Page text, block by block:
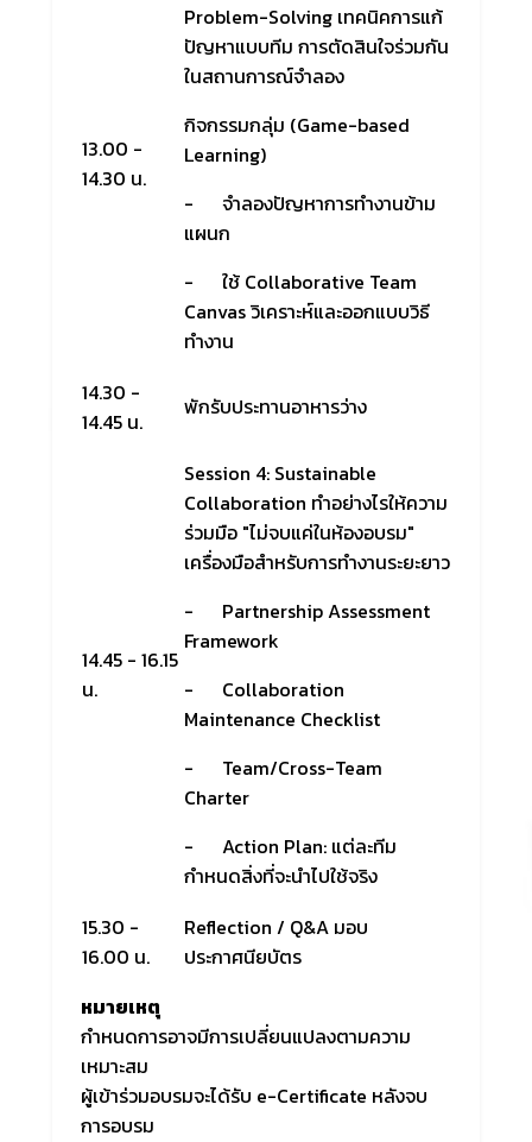
13.00 -
14.30 น.
Problem-Solving เทคนิคการแก้
ปัญหาแบบทีม การตัดสินใจร่วมกัน
ในสถานการณ์จำลอง
กิจกรรมกลุ่ม (Game-based
Learning)
- จำลองปัญหาการทำงานข้าม
แผนก
- ใช้ Collaborative Team
Canvas วิเคราะห์และออกแบบวิธี
ทำงาน
14.30 -
14.45 น.
พักรับประทานอาหารว่าง
14.45 - 16.15
น.
Session 4: Sustainable
Collaboration ทำอย่างไรให้ความ
ร่วมมือ "ไม่จบแค่ในห้องอบรม"
เครื่องมือสำหรับการทำงานระยะยาว
- Partnership Assessment
Framework
- Collaboration
Maintenance Checklist
- Team/Cross-Team
Charter
- Action Plan: แต่ละทีม
กำหนดสิ่งที่จะนำไปใช้จริง
15.30 -
16.00 น.
Reflection / Q&A มอบ
ประกาศนียบัตร
หมายเหตุ
กำหนดการอาจมีการเปลี่ยนแปลงตามความ
เหมาะสม
ผู้เข้าร่วมอบรมจะได้รับ e-Certificate หลังจบ
การอบรม